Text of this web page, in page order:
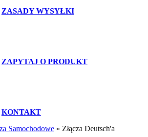
ZASADY WYSYŁKI
ZAPYTAJ O PRODUKT
KONTAKT
Samochodowe » Złącza Deutsch'a